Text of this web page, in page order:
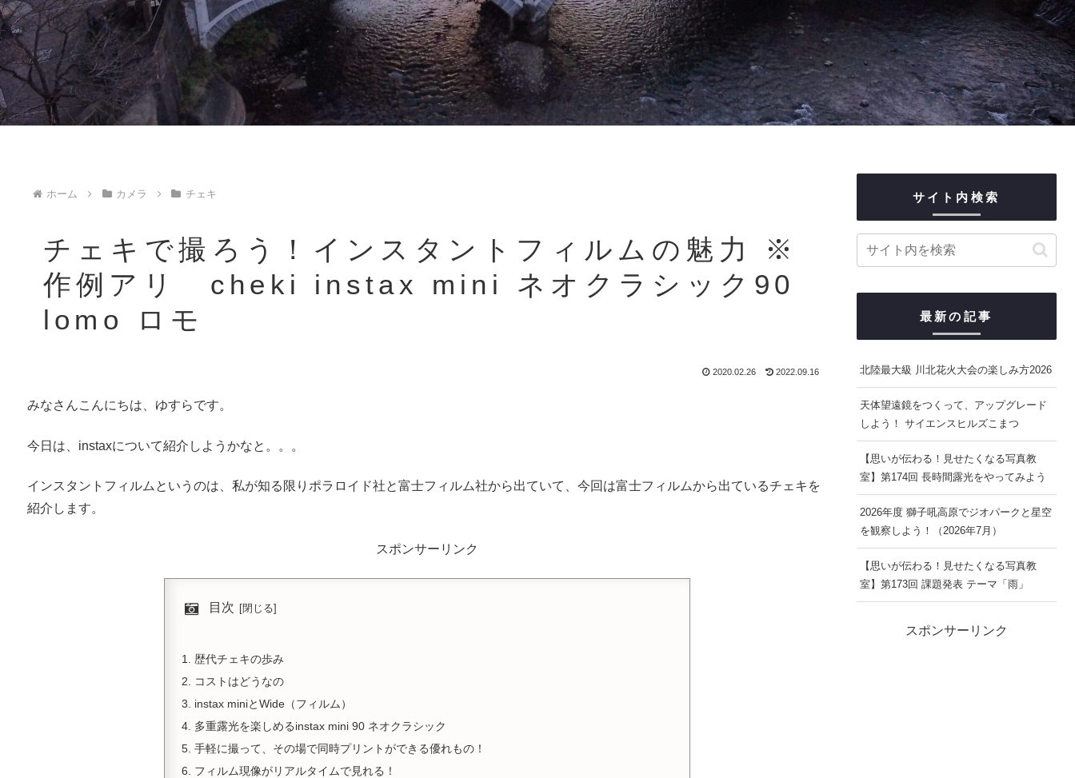
ホーム カメラ チェキ
チェキで撮ろう！インスタントフィルムの魅力 ※
作例アリ cheki instax mini ネオクラシック90
lomo ロモ
2020.02.26 2022.09.16
みなさんこんにちは、ゆすらです。
今日は、instaxについて紹介しようかなと。。。
インスタントフィルムというのは、私が知る限りポラロイド社と富士フィルム社から出ていて、今回は富士フィルムから出ているチェキを
紹介します。
スポンサーリンク
目次
歴代チェキの歩み
コストはどうなの
instax miniとWide（フィルム）
多重露光を楽しめるinstax mini 90 ネオクラシック
手軽に撮って、その場で同時プリントができる優れもの！
フィルム現像がリアルタイムで見れる！
サイト内検索
最新の記事
北陸最大級 川北花火大会の楽しみ方2026
天体望遠鏡をつくって、アップグレード
しよう！ サイエンスヒルズこまつ
【思いが伝わる！見せたくなる写真教
室】第174回 長時間露光をやってみよう
2026年度 獅子吼高原でジオパークと星空
を観察しよう！（2026年7月）
【思いが伝わる！見せたくなる写真教
室】第173回 課題発表 テーマ「雨」
スポンサーリンク